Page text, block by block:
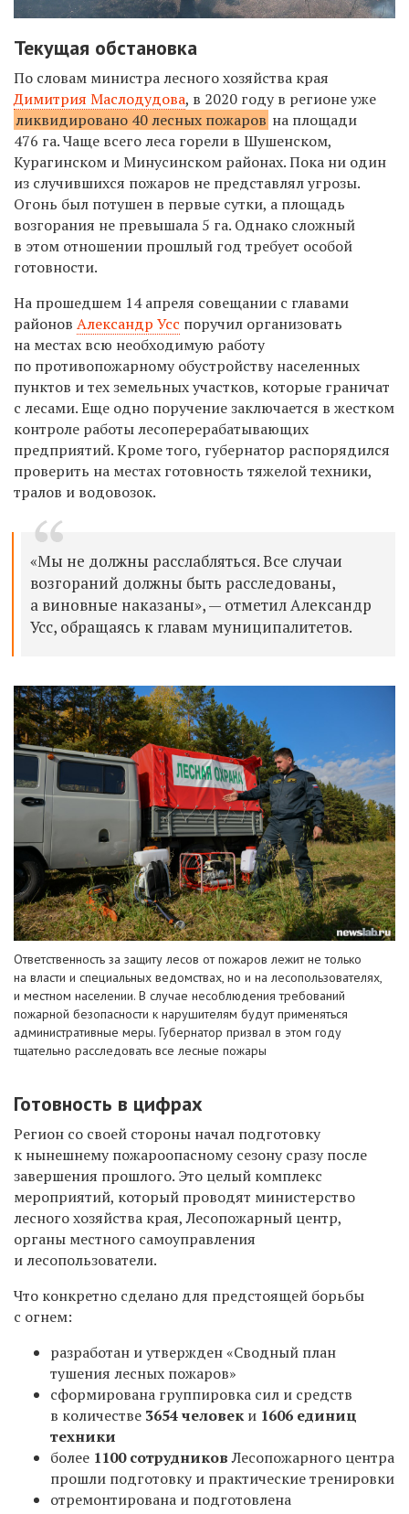
Текущая обстановка
По словам министра лесного хозяйства края
Димитрия Маслодудова, в 2020 году в регионе уже
ликвидировано 40 лесных пожаров на площади
476 га. Чаще всего леса горели в Шушенском,
Курагинском и Минусинском районах. Пока ни один
из случившихся пожаров не представлял угрозы.
Огонь был потушен в первые сутки, а площадь
возгорания не превышала 5 га. Однако сложный
в этом отношении прошлый год требует особой
готовности.
На прошедшем 14 апреля совещании с главами
районов Александр Усс поручил организовать
на местах всю необходимую работу
по противопожарному обустройству населенных
пунктов и тех земельных участков, которые граничат
с лесами. Еще одно поручение заключается в жестком
контроле работы лесоперерабатывающих
предприятий. Кроме того, губернатор распорядился
проверить на местах готовность тяжелой техники,
тралов и водовозок.
«Мы не должны расслабляться. Все случаи
возгораний должны быть расследованы,
а виновные наказаны», — отметил Александр
Усс, обращаясь к главам муниципалитетов.
Ответственность за защиту лесов от пожаров лежит не только
на власти и специальных ведомствах, но и на лесопользователях,
и местном населении. В случае несоблюдения требований
пожарной безопасности к нарушителям будут применяться
административные меры. Губернатор призвал в этом году
тщательно расследовать все лесные пожары
Готовность в цифрах
Регион со своей стороны начал подготовку
к нынешнему пожароопасному сезону сразу после
завершения прошлого. Это целый комплекс
мероприятий, который проводят министерство
лесного хозяйства края, Лесопожарный центр,
органы местного самоуправления
и лесопользователи.
Что конкретно сделано для предстоящей борьбы
с огнем:
разработан и утвержден «Сводный план
тушения лесных пожаров»
сформирована группировка сил и средств
в количестве 3654 человек и 1606 единиц
техники
более 1100 сотрудниковЛесопожарного центра
прошли подготовку и практические тренировки
отремонтирована и подготовлена